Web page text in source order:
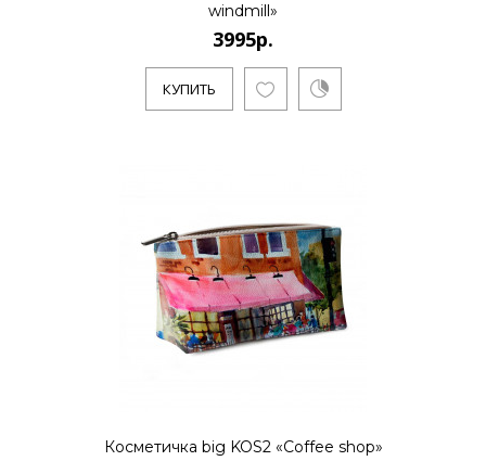
windmill»
3995р.
КУПИТЬ
Косметичка big KOS2 «Coffee shop»